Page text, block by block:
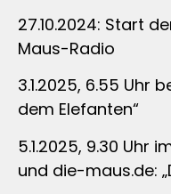
27.10.2024: Start
Maus-Radio
3.1.2025, 6.55 Uhr
dem Elefanten“
5.1.2025, 9.30 Uhr
und die-maus.de: